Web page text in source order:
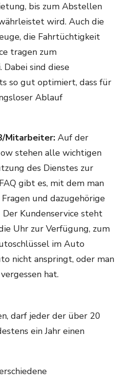
bis zum Abstellen
wird. Auch die
die Fahrtüchtigkeit
tragen zum
Dabei sind diese
so gut optimiert, dass für
Ablauf
Mitarbeiter: Auf der
stehen alle wichtigen
des Dienstes zur
gibt es, mit dem man
und dazugehörige
Kundenservice steht
Uhr zur Verfügung, zum
im Auto
nicht anspringt, oder man
hat.
darf jeder der über 20
ein Jahr einen